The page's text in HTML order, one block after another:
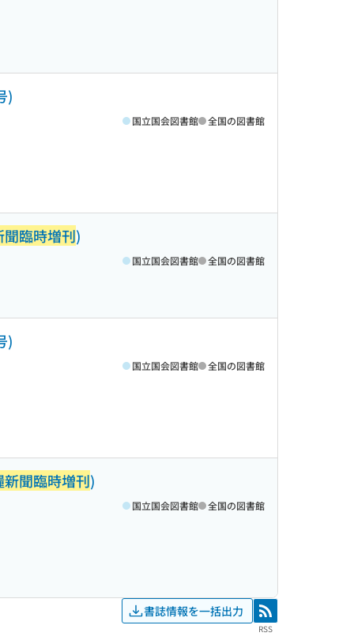
)
国立国会図書館 全国の図書館
臨時増刊)
国立国会図書館 全国の図書館
)
国立国会図書館 全国の図書館
聞臨時増刊)
国立国会図書館 全国の図書館
書誌情報を一括出力 RSS
RSS